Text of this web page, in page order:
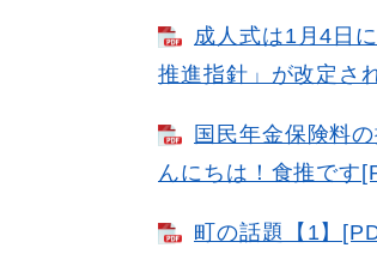
成人式は1月4日
推進指針」が改定さ
国民年金保険料
んにちは！食推です
町の話題【1】